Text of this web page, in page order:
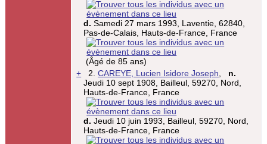
d. Samedi 27 mars 1993, Laventie, 62840,
Pas-de-Calais, Hauts-de-France, France
(Âgé de 85 ans)
+ 2.CAREYE, Lucien Isidore Joseph
n.
Jeudi 10 sept 1908, Bailleul, 59270, Nord,
Hauts-de-France, France
d. Jeudi 10 juin 1993, Bailleul, 59270, Nord,
Hauts-de-France, France